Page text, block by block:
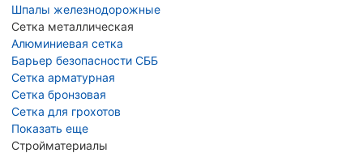
Шпалы железнодорожные
Сетка металлическая
Алюминиевая сетка
Барьер безопасности СББ
Сетка арматурная
Сетка бронзовая
Сетка для грохотов
Показать еще
Стройматериалы